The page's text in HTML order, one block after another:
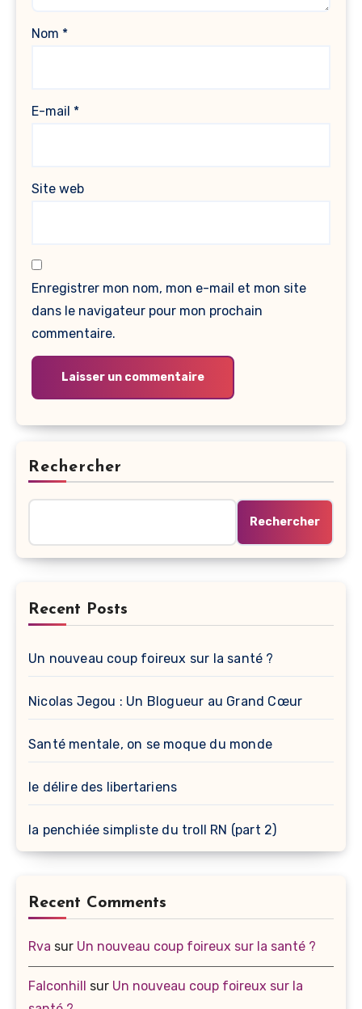
Nom *
E-mail *
Site web
Enregistrer mon nom, mon e-mail et mon site
dans le navigateur pour mon prochain
commentaire.
Rechercher
Rechercher
Recent Posts
Un nouveau coup foireux sur la santé ?
Nicolas Jegou : Un Blogueur au Grand Cœur
Santé mentale, on se moque du monde
le délire des libertariens
la penchiée simpliste du troll RN (part 2)
Recent Comments
Rva sur Un nouveau coup foireux sur la santé ?
Falconhill sur Un nouveau coup foireux sur la